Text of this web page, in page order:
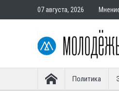
07 августа, 2026
Политика